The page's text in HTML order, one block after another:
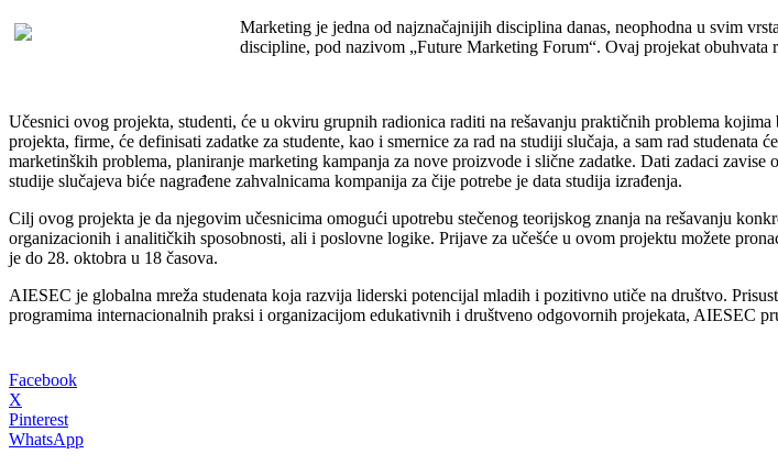
Marketing je jedna od najznačajnijih disciplina danas, neophodna u svim
discipline, pod nazivom „Future Marketing Forum“. Ovaj projekat obuhvata
Učesnici ovog projekta, studenti, će u okviru grupnih radionica raditi na rešavanju praktičnih problema
projekta, firme, će definisati zadatke za studente, kao i smernice za rad na studiji slučaja, a sam rad
marketinških problema, planiranje marketing kampanja za nove proizvode i slične zadatke. Dati zadaci
studije slučajeva biće nagrađene zahvalnicama kompanija za čije potrebe je data studija izrađenja.
Cilj ovog projekta je da njegovim učesnicima omogući upotrebu stečenog teorijskog znanja na rešavanju
organizacionih i analitičkih sposobnosti, ali i poslovne logike. Prijave za učešće u ovom projektu možete
je do 28. oktobra u 18 časova.
AIESEC je globalna mreža studenata koja razvija liderski potencijal mladih i pozitivno utiče na društvo.
programima internacionalnih praksi i organizacijom edukativnih i društveno odgovornih projekata, AIESEC
Facebook
X
Pinterest
WhatsApp